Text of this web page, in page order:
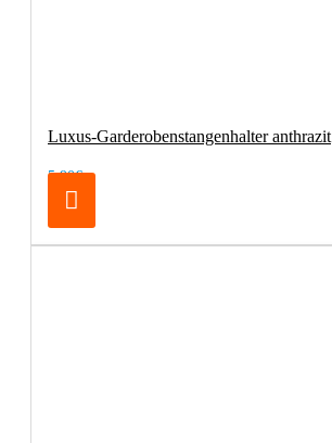
Luxus-Garderobenstangenhalter anthrazit
5,90€